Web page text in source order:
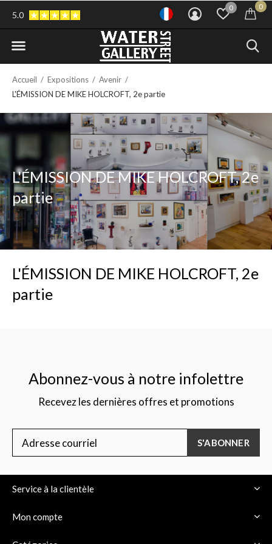
0 0
5.0
Accueil Expositions
Avenir
L'ÉMISSION DE MIKE HOLCROFT, 2e partie
L'ÉMISSION DE MIKE HOLCROFT, 2e
partie
L'ÉMISSION DE MIKE HOLCROFT, 2e
partie
Abonnez-vous à notre infolettre
Recevez les dernières offres et promotions
S'ABONNER
Service à la clientèle
Mon compte